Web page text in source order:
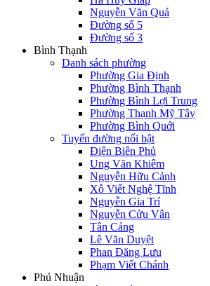
Nguyễn Văn Quá
Đường số 5
Đường số 3
Bình Thạnh
Danh sách phường
Phường Gia Định
Phường Bình Thạnh
Phường Bình Lợi Trung
Phường Thạnh Mỹ Tây
Phường Bình Quới
Tuyến đường nổi bật
Điện Biên Phủ
Ung Văn Khiêm
Nguyễn Hữu Cảnh
Xô Viết Nghệ Tĩnh
Nguyễn Gia Trí
Nguyễn Cửu Vân
Tân Cảng
Lê Văn Duyệt
Phan Đăng Lưu
Phạm Viết Chánh
Phú Nhuận